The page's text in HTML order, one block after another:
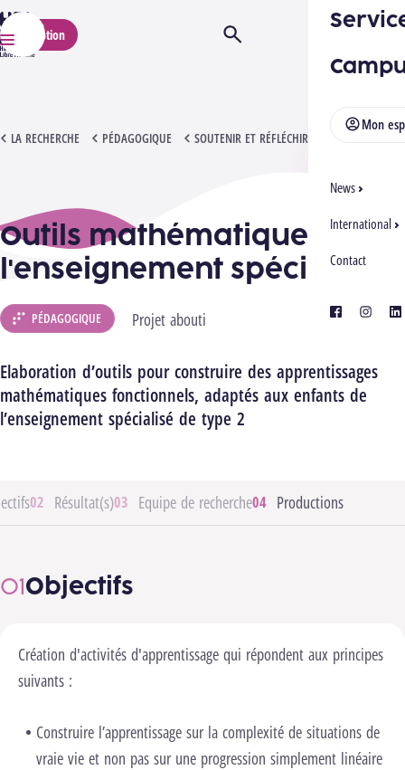
HELMo
Menu
Mon
News
International
Contact
facebook
Inscription Ouvrir/Fermer la recherche
Outils mathématiques pour
l'enseignement spécialisé
LA RECHERCHE PÉDAGOGIQUE SOUTENIR ET RÉFLÉCHIR L'INCLUSION
OUTILS MATHÉMATIQUES POUR L'ENSEIGNEMENT SPÉCIALISÉ
PÉDAGOGIQUE Projet abouti
Elaboration d’outils pour construire des apprentissages
mathématiques fonctionnels, adaptés aux enfants de
l’enseignement spécialisé de type 2
Résultat(s) Equipe de recherche Productions
Objectifs
Création d'activités d'apprentissage qui répondent aux principes
suivants :
Construire l’apprentissage sur la complexité de situations de
vraie vie et non pas sur une progression simplement linéaire